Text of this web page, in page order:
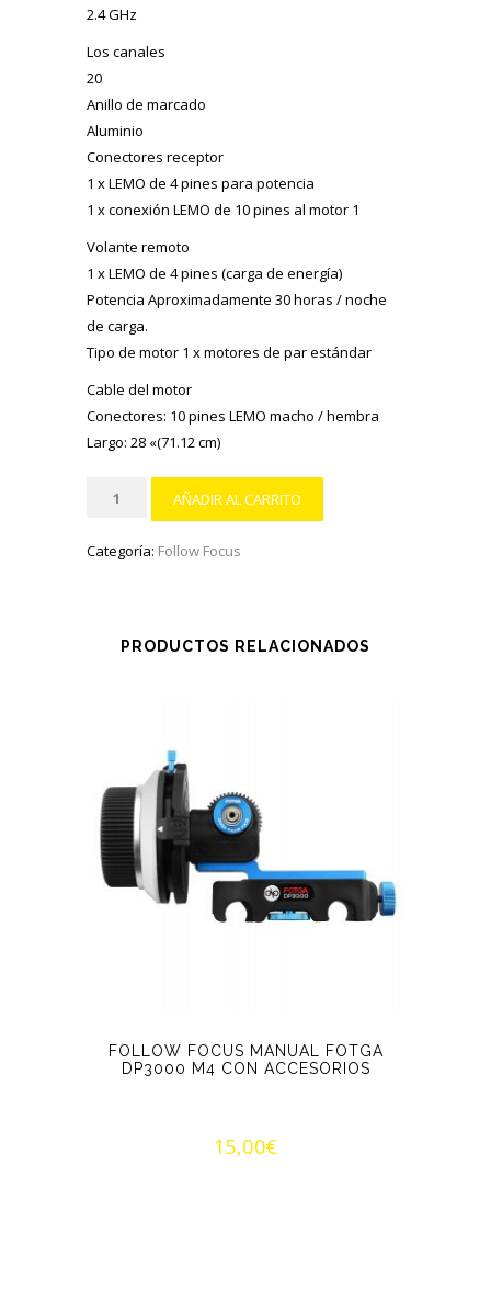
2.4 GHz
Los canales
20
Anillo de marcado
Aluminio
Conectores receptor
1 x LEMO de 4 pines para potencia
1 x conexión LEMO de 10 pines al motor 1
Volante remoto
1 x LEMO de 4 pines (carga de energía)
Potencia Aproximadamente 30 horas / noche
de carga.
Tipo de motor 1 x motores de par estándar
Cable del motor
Conectores: 10 pines LEMO macho / hembra
Largo: 28 «(71.12 cm)
Follow
inalámbrico
(Alcance
AÑADIR AL CARRITO
Categoría: Follow Focus
PRODUCTOS RELACIONADOS
FOLLOW FOCUS MANUAL FOTGA
DP3000 M4 CON ACCESORIOS
15,00€